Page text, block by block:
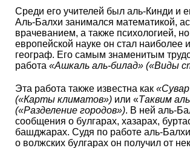
Среди его учителей был аль-Кинди и
Аль-Балхи занимался математикой,
врачеванием, а также психологией,
европейской науке он стал наиболее
географ. Его самым знаменитым
работа «Ашкаль аль-билад» («Виды
Эта работа также известна как
(«Карты климатов») или «Таквим
(«Разделение городов»). В ней аль-
сообщения о булгарах, хазарах,
башджарах. Судя по работе аль-
о волжских булгарах он получил от